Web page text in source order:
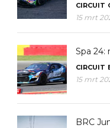
CIRCUIT
15 mrt
Spa
CIRCUIT
15 mrt
BRC